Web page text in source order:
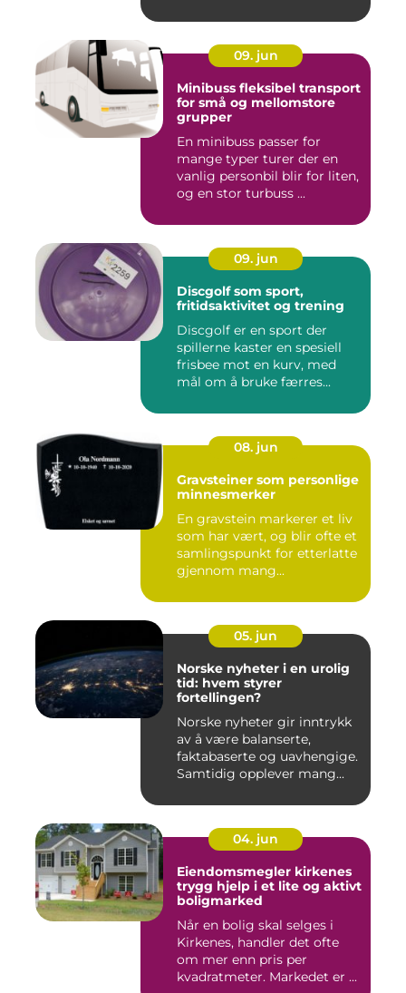
09. jun
Minibuss fleksibel transport
for små og mellomstore
grupper
En minibuss passer for
mange typer turer der en
vanlig personbil blir for liten,
og en stor turbuss ...
09. jun
Discgolf som sport,
fritidsaktivitet og trening
Discgolf er en sport der
spillerne kaster en spesiell
frisbee mot en kurv, med
mål om å bruke færres...
08. jun
Gravsteiner som personlige
minnesmerker
En gravstein markerer et liv
som har vært, og blir ofte et
samlingspunkt for etterlatte
gjennom mang...
05. jun
Norske nyheter i en urolig
tid: hvem styrer
fortellingen?
Norske nyheter gir inntrykk
av å være balanserte,
faktabaserte og uavhengige.
Samtidig opplever mang...
04. jun
Eiendomsmegler kirkenes
trygg hjelp i et lite og aktivt
boligmarked
Når en bolig skal selges i
Kirkenes, handler det ofte
om mer enn pris per
kvadratmeter. Markedet er ...